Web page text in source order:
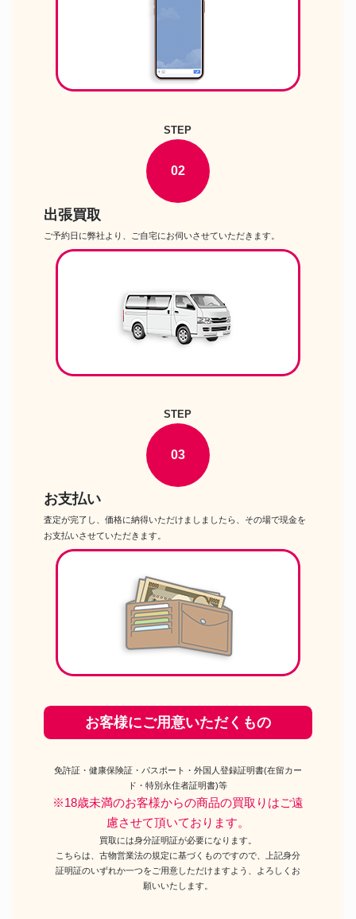
パール EXPORT EXX Covering
STEP
02
出張買取
ご予約日に弊社より、ご自宅にお伺いさせていただきます。
STEP
03
お支払い
査定が完了し、価格に納得いただけましましたら、その場で現金を
お支払いさせていただきます。
お客様にご用意いただくもの
免許証・健康保険証・パスポート・外国人登録証明書(在留カー
ド・特別永住者証明書)等
※18歳未満のお客様からの商品の買取りはご遠
慮させて頂いております。
買取には身分証明証が必要になります。
こちらは、古物営業法の規定に基づくものですので、上記身分
証明証のいずれか一つをご用意しただけますよう、よろしくお
願いいたします。